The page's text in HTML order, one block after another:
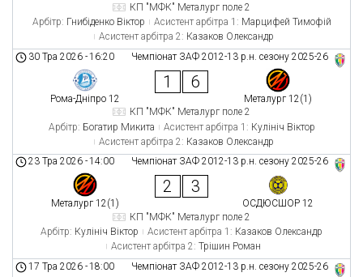
КП "МФК" Металург поле 2
Арбітр: Гнибіденко Віктор Асистент арбітра 1: Марцифей Тимофій
Асистент арбітра 2: Казаков Олександр
Чемпіонат ЗАФ 2012-13 р.н. сезону 2025-26
30 Тра 2026 -16:20
Рома-Дніпро 12
1 6
Металург 12(1)
КП "МФК" Металург поле 2
Арбітр: Богатир Микита Асистент арбітра 1: Кулініч Віктор
Асистент арбітра 2: Казаков Олександр
Чемпіонат ЗАФ 2012-13 р.н. сезону 2025-26
23 Тра 2026 -14:00
Металург 12(1)
2 3
ОСДЮСШОР 12
КП "МФК" Металург поле 2
Арбітр: Кулініч Віктор Асистент арбітра 1: Казаков Олександр
Асистент арбітра 2: Трішин Роман
Чемпіонат ЗАФ 2012-13 р.н. сезону 2025-26
17 Тра 2026 -18:00